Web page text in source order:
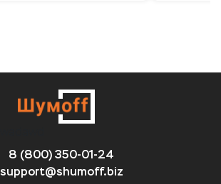
8 (800) 350-01-24
support@shumoff.biz